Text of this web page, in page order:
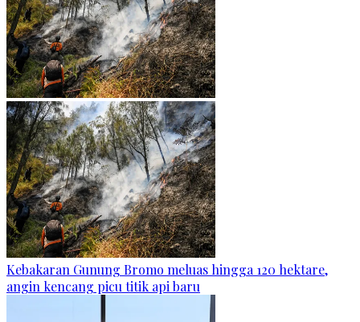
Kebakaran Gunung Bromo meluas hingga 120 hektare,
angin kencang picu titik api baru